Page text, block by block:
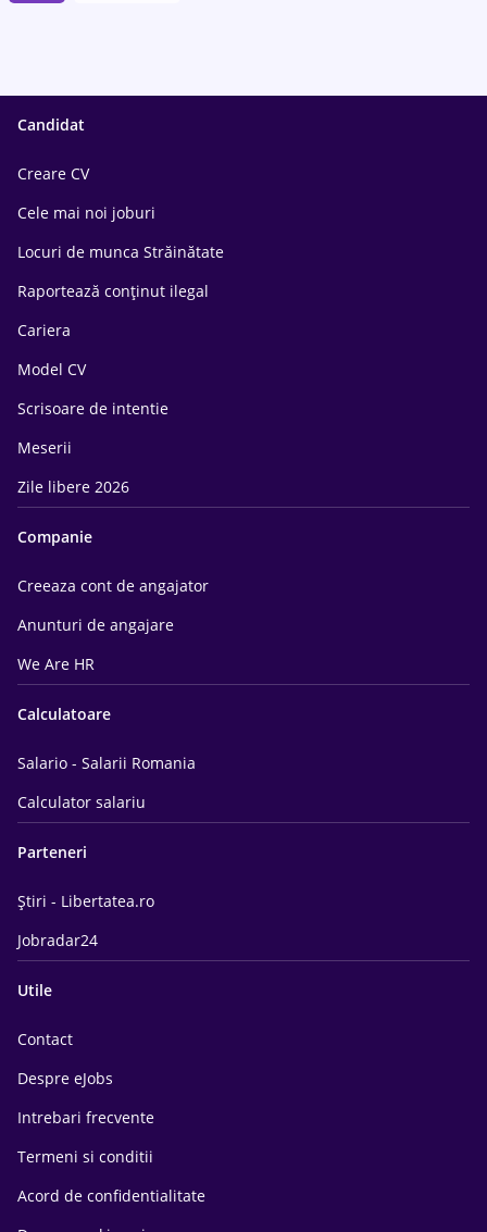
Candidat
Creare CV
Cele mai noi joburi
Locuri de munca Străinătate
Raportează conținut ilegal
Cariera
Model CV
Scrisoare de intentie
Meserii
Zile libere 2026
Companie
Creeaza cont de angajator
Anunturi de angajare
We Are HR
Calculatoare
Salario - Salarii Romania
Calculator salariu
Parteneri
Știri - Libertatea.ro
Jobradar24
Utile
Contact
Despre eJobs
Intrebari frecvente
Termeni si conditii
Acord de confidentialitate